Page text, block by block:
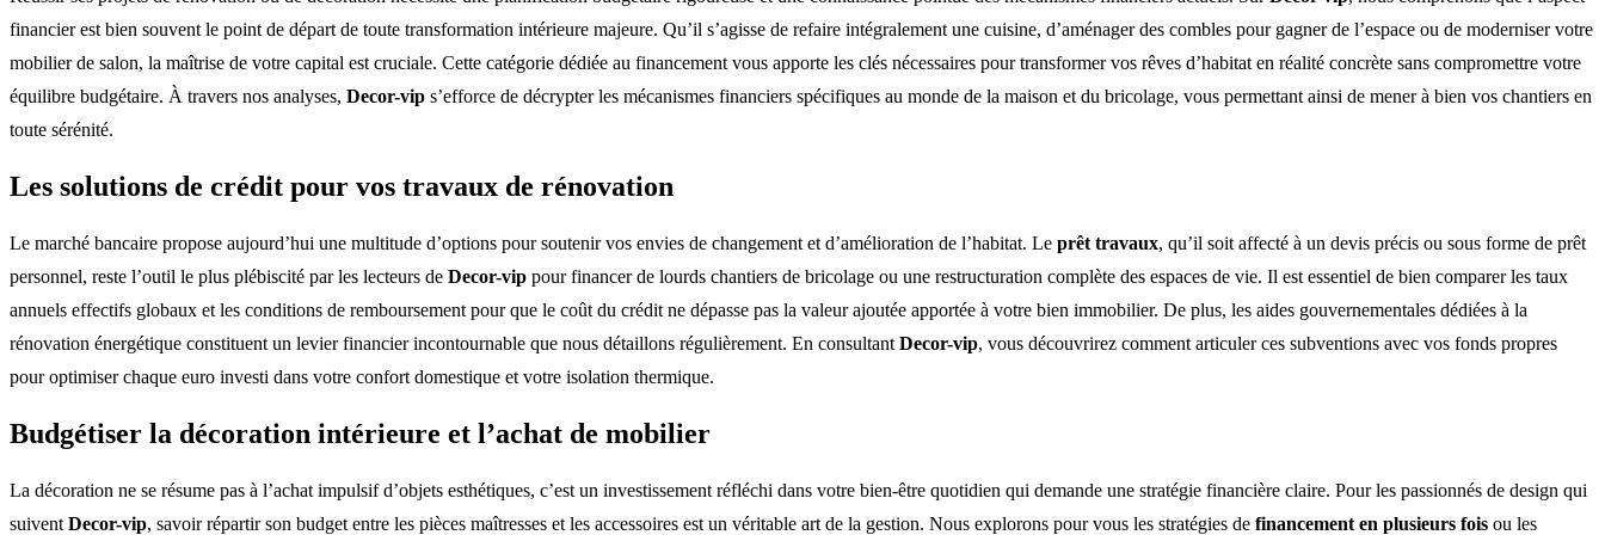
financier est bien souvent le point de départ de toute transformation intérieure majeure. Qu’il s’agisse de refaire intégralement une cuisine, d’aménager des combles pour gagner de l’espace ou de moderniser votre
mobilier de salon, la maîtrise de votre capital est cruciale. Cette catégorie dédiée au financement vous apporte les clés nécessaires pour transformer vos rêves d’habitat en réalité concrète sans compromettre votre
équilibre budgétaire. À travers nos analyses, Decor-vip s’efforce de décrypter les mécanismes financiers spécifiques au monde de la maison et du bricolage, vous permettant ainsi de mener à bien vos chantiers en
toute sérénité.
Les solutions de crédit pour vos travaux de rénovation
Le marché bancaire propose aujourd’hui une multitude d’options pour soutenir vos envies de changement et d’amélioration de l’habitat. Le prêt travaux, qu’il soit affecté à un devis précis ou sous forme de prêt
personnel, reste l’outil le plus plébiscité par les lecteurs de Decor-vip pour financer de lourds chantiers de bricolage ou une restructuration complète des espaces de vie. Il est essentiel de bien comparer les taux
annuels effectifs globaux et les conditions de remboursement pour que le coût du crédit ne dépasse pas la valeur ajoutée apportée à votre bien immobilier. De plus, les aides gouvernementales dédiées à la
rénovation énergétique constituent un levier financier incontournable que nous détaillons régulièrement. En consultant Decor-vip, vous découvrirez comment articuler ces subventions avec vos fonds propres
pour optimiser chaque euro investi dans votre confort domestique et votre isolation thermique.
Budgétiser la décoration intérieure et l’achat de mobilier
La décoration ne se résume pas à l’achat impulsif d’objets esthétiques, c’est un investissement réfléchi dans votre bien-être quotidien qui demande une stratégie financière claire. Pour les passionnés de design qui
suivent Decor-vip, savoir répartir son budget entre les pièces maîtresses et les accessoires est un véritable art de la gestion. Nous explorons pour vous les stratégies de financement en plusieurs fois ou les